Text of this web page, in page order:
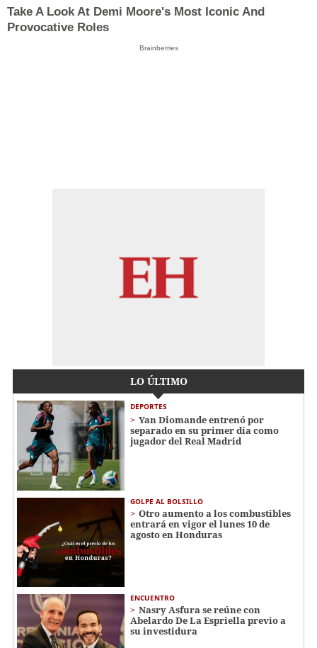
Take A Look At Demi Moore's Most Iconic And
Provocative Roles
Brainberries
LO ÚLTIMO
DEPORTES
Yan Diomande entrenó por
separado en su primer día como
jugador del Real Madrid
GOLPE AL BOLSILLO
Otro aumento a los combustibles
entrará en vigor el lunes 10 de
agosto en Honduras
ENCUENTRO
Nasry Asfura se reúne con
Abelardo De La Espriella previo a
su investidura